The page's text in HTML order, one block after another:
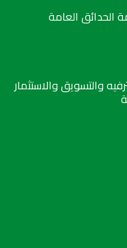
الحدائق العامة
والتسويق والاستثمار